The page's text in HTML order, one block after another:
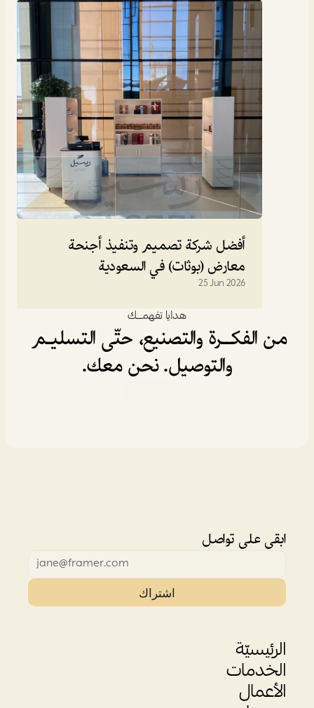
معارض (بوثات) في السعودية
25 Jun 2026
هدايا تفهمـــك
والتوصيل. نحن معك.
ابقى على تواصل
اشتراك
الرئيسيّة
الخدمات
الأعمال